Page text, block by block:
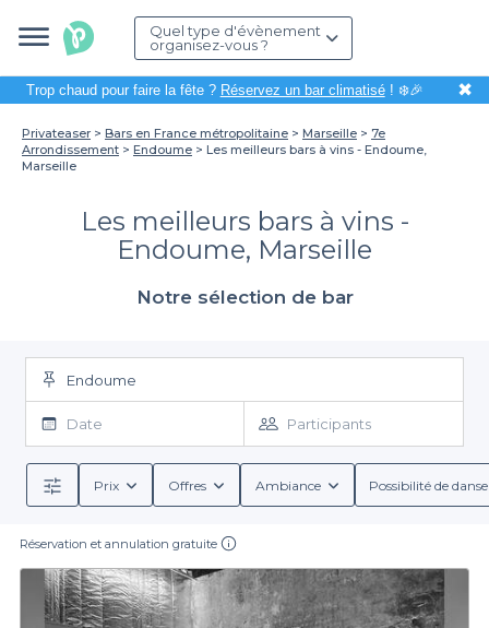
Quel type d'évènement
organisez-vous ?
Trop chaud pour faire la fête ? Réservez un bar climatisé! ❄️🎉 ✖
Privateaser Bars en France métropolitaine Marseille
7e
Arrondissement
Endoume
Les meilleurs bars à vins - Endoume,
Marseille
Les meilleurs bars à vins -
Endoume, Marseille
Notre sélection de bar
Endoume
Date Participants
Prix Offres Ambiance Possibilité de
Réservation et annulation gratuite